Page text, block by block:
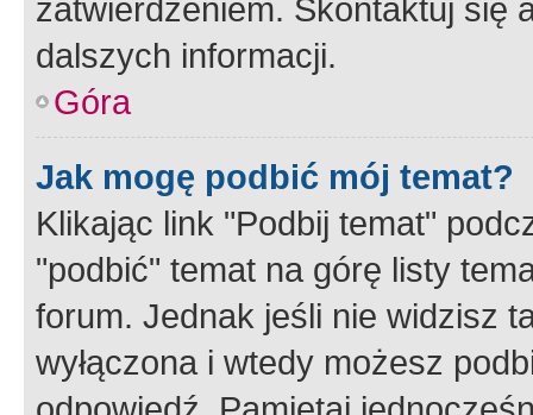
zatwierdzeniem. Skontaktuj się
dalszych informacji.
Góra
Jak mogę podbić mój temat?
Klikając link "Podbij temat"
"podbić" temat na górę listy
forum. Jednak jeśli nie widzisz
wyłączona i wtedy możesz